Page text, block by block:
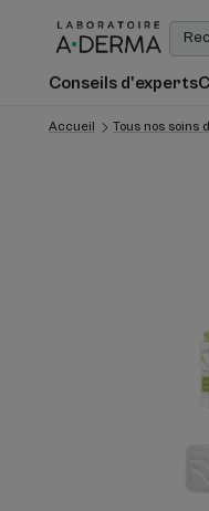
Conseils d'experts
Accueil Tous nos soins